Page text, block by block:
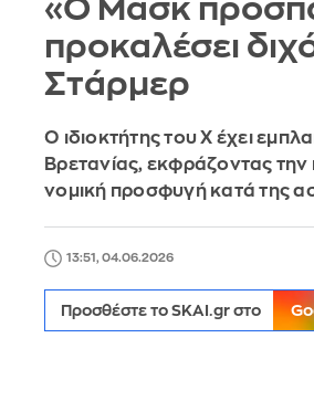
«O Μασκ
προκαλέσει
Στάρμερ
Ο ιδιοκτήτης του Χ έχει
Βρετανίας, εκφράζοντας
νομική προσφυγή κατά της
13:51, 04.06.2026
Προσθέστε το SKAI.gr στο